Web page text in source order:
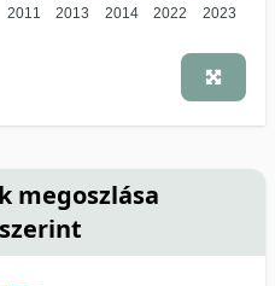
2011 2013 2014 2022 2023
megoszlása